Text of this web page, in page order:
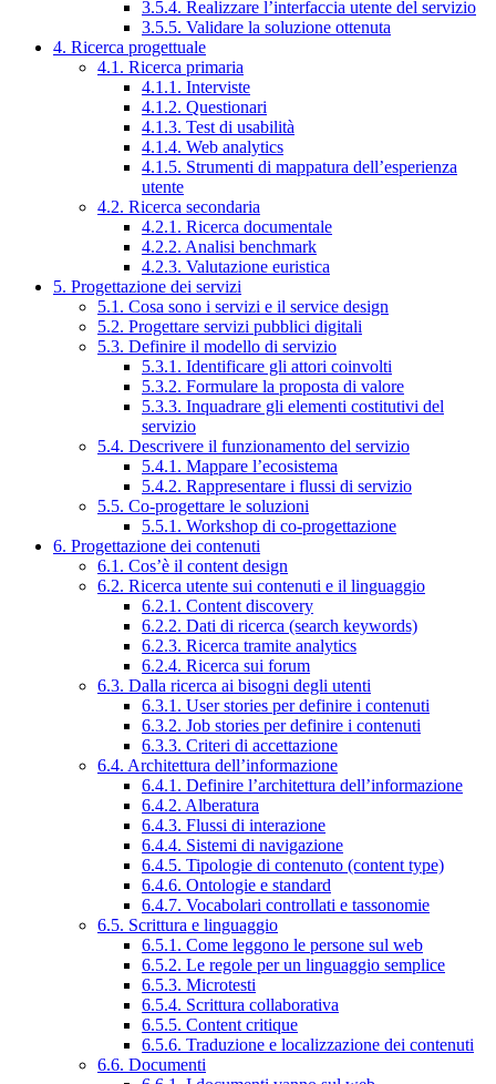
3.5.4. Realizzare l’interfaccia utente del servizio
3.5.5. Validare la soluzione ottenuta
4. Ricerca progettuale
4.1. Ricerca primaria
4.1.1. Interviste
4.1.2. Questionari
4.1.3. Test di usabilità
4.1.4. Web analytics
4.1.5. Strumenti di mappatura dell’esperienza
utente
4.2. Ricerca secondaria
4.2.1. Ricerca documentale
4.2.2. Analisi benchmark
4.2.3. Valutazione euristica
5. Progettazione dei servizi
5.1. Cosa sono i servizi e il service design
5.2. Progettare servizi pubblici digitali
5.3. Definire il modello di servizio
5.3.1. Identificare gli attori coinvolti
5.3.2. Formulare la proposta di valore
5.3.3. Inquadrare gli elementi costitutivi del
servizio
5.4. Descrivere il funzionamento del servizio
5.4.1. Mappare l’ecosistema
5.4.2. Rappresentare i flussi di servizio
5.5. Co-progettare le soluzioni
5.5.1. Workshop di co-progettazione
6. Progettazione dei contenuti
6.1. Cos’è il content design
6.2. Ricerca utente sui contenuti e il linguaggio
6.2.1. Content discovery
6.2.2. Dati di ricerca (search keywords)
6.2.3. Ricerca tramite analytics
6.2.4. Ricerca sui forum
6.3. Dalla ricerca ai bisogni degli utenti
6.3.1. User stories per definire i contenuti
6.3.2. Job stories per definire i contenuti
6.3.3. Criteri di accettazione
6.4. Architettura dell’informazione
6.4.1. Definire l’architettura dell’informazione
6.4.2. Alberatura
6.4.3. Flussi di interazione
6.4.4. Sistemi di navigazione
6.4.5. Tipologie di contenuto (content type)
6.4.6. Ontologie e standard
6.4.7. Vocabolari controllati e tassonomie
6.5. Scrittura e linguaggio
6.5.1. Come leggono le persone sul web
6.5.2. Le regole per un linguaggio semplice
6.5.3. Microtesti
6.5.4. Scrittura collaborativa
6.5.5. Content critique
6.5.6. Traduzione e localizzazione dei contenuti
6.6. Documenti